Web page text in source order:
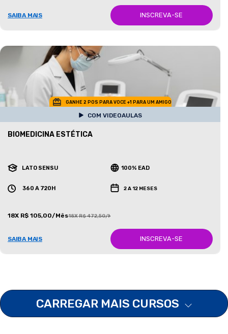
SAIBA MAIS INSCREVA-SE
GANHE 2 POS PARA VOCE +1 PARA UM AMIGO
COM VIDEOAULAS
BIOMEDICINA ESTÉTICA
LATO SENSU 100% EAD
360 A 720H 2 A 12 MESES
18X R$ 105,00/Mês18X R$ 472,50/Mês
SAIBA MAIS INSCREVA-SE
CARREGAR MAIS CURSOS